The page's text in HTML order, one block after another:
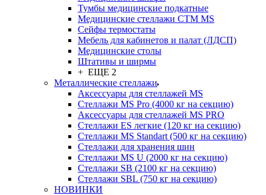
Тумбы медицинские подкатные
Медицинские стеллажи CTM MS
Сейфы термостаты
Мебель для кабинетов и палат (ЛДСП)
Медицинские столы
Штативы и ширмы
+ ЕЩЕ 2
Металлические стеллажи
Аксессуары для стеллажей MS
Стеллажи MS Pro (4000 кг на секцию)
Аксессуары для стеллажей MS PRO
Стеллажи ES легкие (120 кг на секцию)
Стеллажи MS Standart (500 кг на секцию)
Стеллажи для хранения шин
Стеллажи MS U (2000 кг на секцию)
Стеллажи SB (2100 кг на секцию)
Стеллажи SBL (750 кг на секцию)
НОВИНКИ